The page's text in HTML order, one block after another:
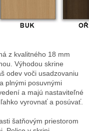
z kvalitného 18 mm
Výhodou skrine
odev voči usadzovaniu
plnými posuvnými
a majú nastaviteľné
vyrovnať a posúvať.
šatňovým priestorom